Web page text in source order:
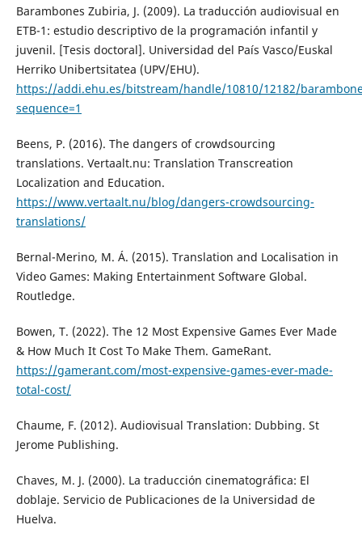
Barambones Zubiria, J. (2009). La traducción audiovisual en
ETB-1: estudio descriptivo de la programación infantil y
juvenil. [Tesis doctoral]. Universidad del País Vasco/Euskal
Herriko Unibertsitatea (UPV/EHU).
https://addi.ehu.es/bitstream/handle/10810/12182/
sequence=1
Beens, P. (2016). The dangers of crowdsourcing
translations. Vertaalt.nu: Translation Transcreation
Localization and Education.
https://www.vertaalt.nu/blog/dangers-crowdsourcing-
translations/
Bernal-Merino, M. Á. (2015). Translation and Localisation in
Video Games: Making Entertainment Software Global.
Routledge.
Bowen, T. (2022). The 12 Most Expensive Games Ever Made
& How Much It Cost To Make Them. GameRant.
https://gamerant.com/most-expensive-games-ever-made-
total-cost/
Chaume, F. (2012). Audiovisual Translation: Dubbing. St
Jerome Publishing.
Chaves, M. J. (2000). La traducción cinematográfica: El
doblaje. Servicio de Publicaciones de la Universidad de
Huelva.